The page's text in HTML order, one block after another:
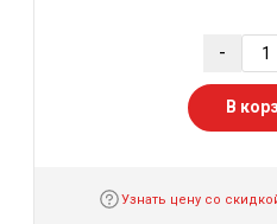
-
В
Узнать цену со